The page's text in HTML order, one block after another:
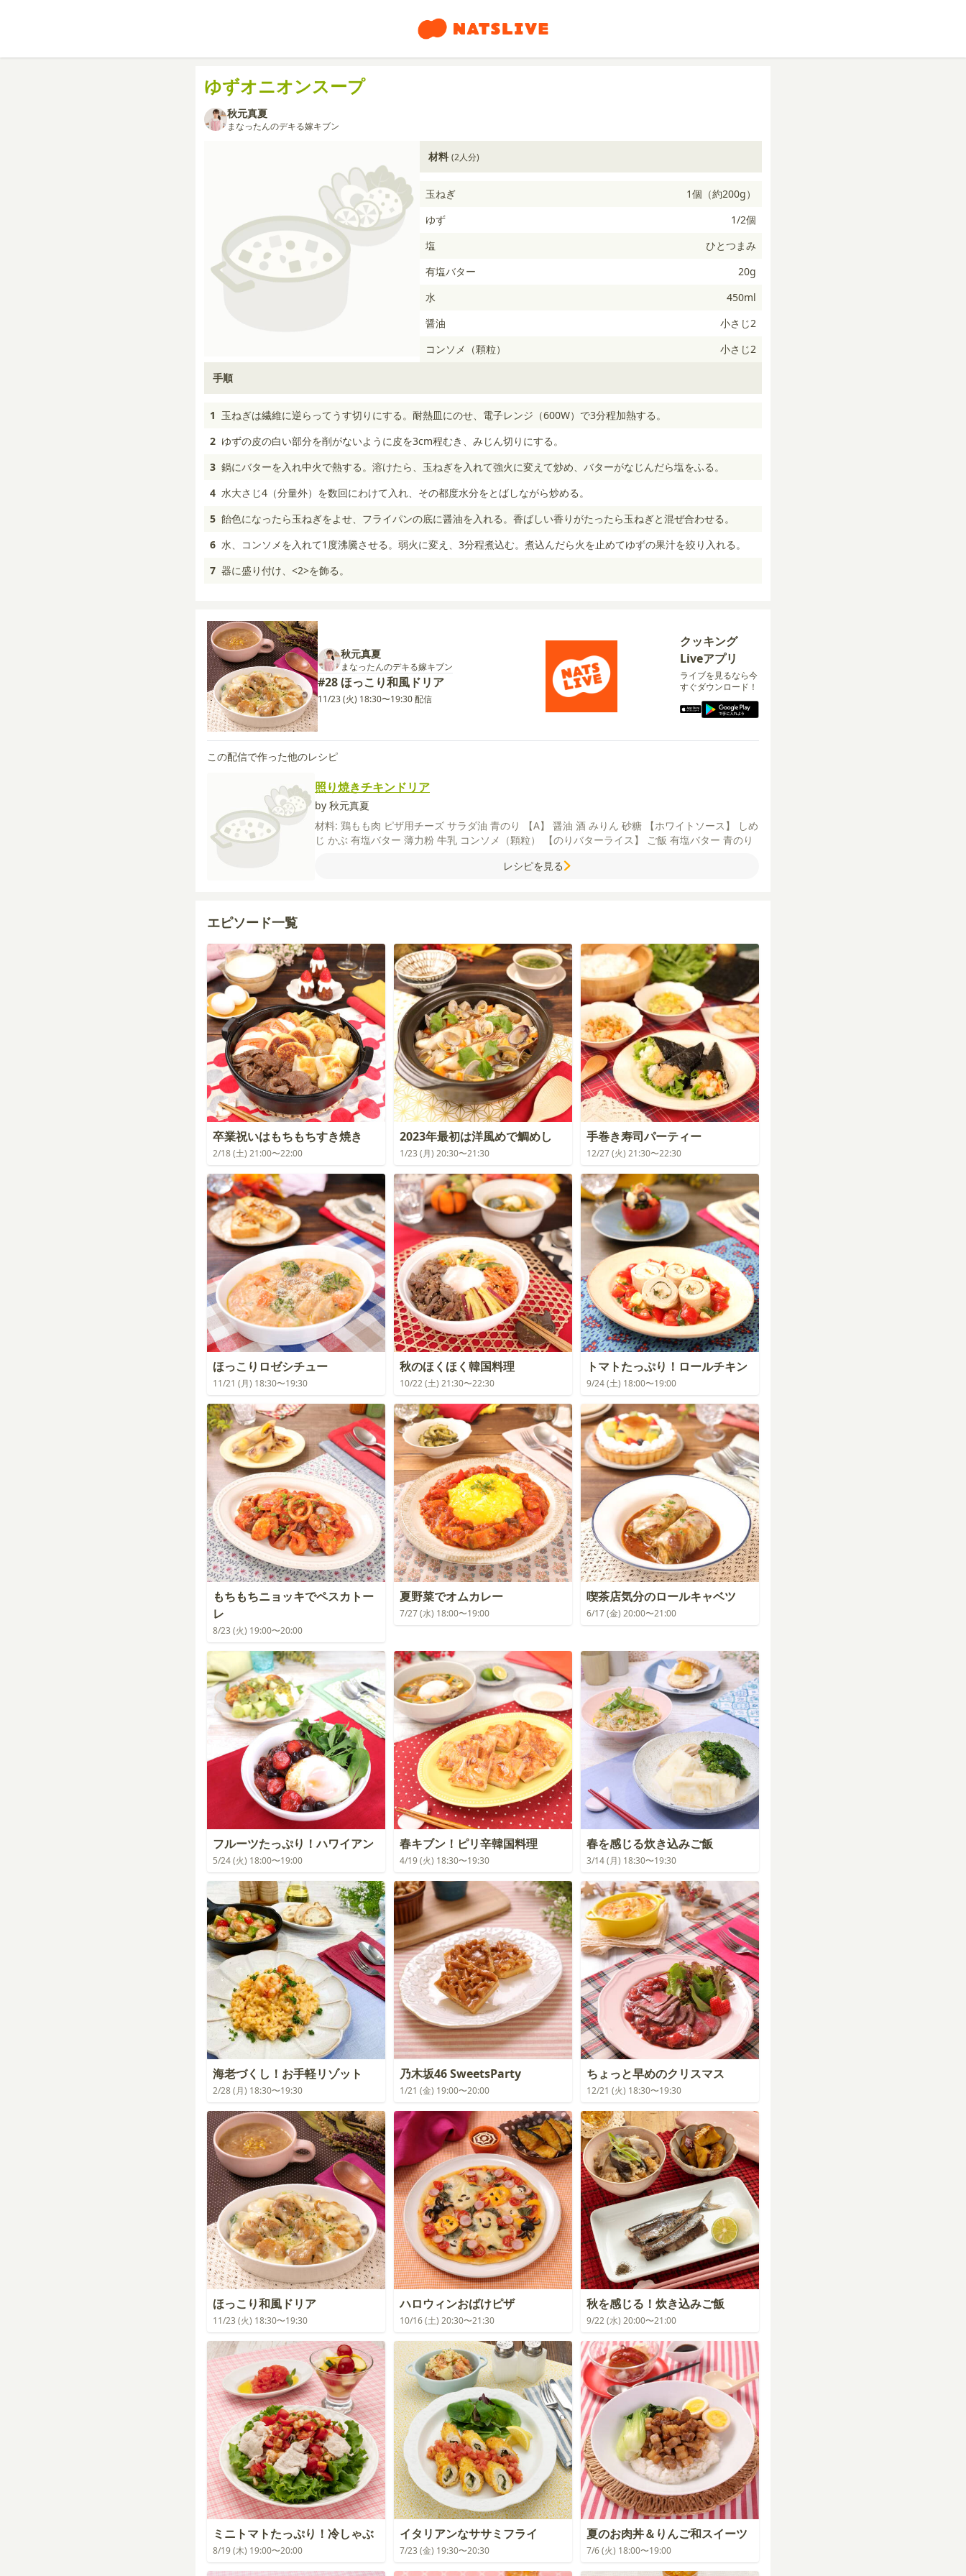
ゆずオニオンスープ
秋元真夏
まなったんのデキる嫁キブン
材料 (2人分)
玉ねぎ
1個（約200g）
ゆず
1/2個
塩
ひとつまみ
有塩バター
20g
水
450ml
醤油
小さじ2
コンソメ（顆粒）
小さじ2
手順
1 玉ねぎは繊維に逆らってうす切りにする。耐熱皿にのせ、電子レンジ（600W）で3分程加熱する。
2 ゆずの皮の白い部分を削がないように皮を3cm程むき、みじん切りにする。
3 鍋にバターを入れ中火で熱する。溶けたら、玉ねぎを入れて強火に変えて炒め、バターがなじんだら塩をふる。
4 水大さじ4（分量外）を数回にわけて入れ、その都度水分をとばしながら炒める。
5 飴色になったら玉ねぎをよせ、フライパンの底に醤油を入れる。香ばしい香りがたったら玉ねぎと混ぜ合わせる。
6 水、コンソメを入れて1度沸騰させる。弱火に変え、3分程煮込む。煮込んだら火を止めてゆずの果汁を絞り入れる。
7 器に盛り付け、<2>を飾る。
秋元真夏
まなったんのデキる嫁キブン
#28 ほっこり和風ドリア
11/23 (火) 18:30〜19:30 配信
クッキング
Liveアプリ
ライブを見るなら今
すぐダウンロード！
この配信で作った他のレシピ
照り焼きチキンドリア
by 秋元真夏
材料: 鶏もも肉 ピザ用チーズ サラダ油 青のり 【A】 醤油 酒 みりん 砂糖 【ホワイトソース】
しめ
じ かぶ 有塩バター 薄力粉 牛乳 コンソメ（顆粒） 【のりバターライス】 ご飯 有塩バター 青のり
レシピを見る
エピソード一覧
卒業祝いはもちもちすき焼き
2/18 (土) 21:00〜22:00
2023年最初は洋風めで鯛めし
1/23 (月) 20:30〜21:30
手巻き寿司パーティー
12/27 (火) 21:30〜22:30
ほっこりロゼシチュー
11/21 (月) 18:30〜19:30
秋のほくほく韓国料理
10/22 (土) 21:30〜22:30
トマトたっぷり！ロールチキン
9/24 (土) 18:00〜19:00
もちもちニョッキでペスカトー
レ
8/23 (火) 19:00〜20:00
夏野菜でオムカレー
7/27 (水) 18:00〜19:00
喫茶店気分のロールキャベツ
6/17 (金) 20:00〜21:00
フルーツたっぷり！ハワイアン
5/24 (火) 18:00〜19:00
春キブン！ピリ辛韓国料理
4/19 (火) 18:30〜19:30
春を感じる炊き込みご飯
3/14 (月) 18:30〜19:30
海老づくし！お手軽リゾット
2/28 (月) 18:30〜19:30
乃木坂46 SweetsParty
1/21 (金) 19:00〜20:00
ちょっと早めのクリスマス
12/21 (火) 18:30〜19:30
ほっこり和風ドリア
11/23 (火) 18:30〜19:30
ハロウィンおばけピザ
10/16 (土) 20:30〜21:30
秋を感じる！炊き込みご飯
9/22 (水) 20:00〜21:00
ミニトマトたっぷり！冷しゃぶ
8/19 (木) 19:00〜20:00
イタリアンなササミフライ
7/23 (金) 19:30〜20:30
夏のお肉丼＆りんご和スイーツ
7/6 (火) 18:00〜19:00